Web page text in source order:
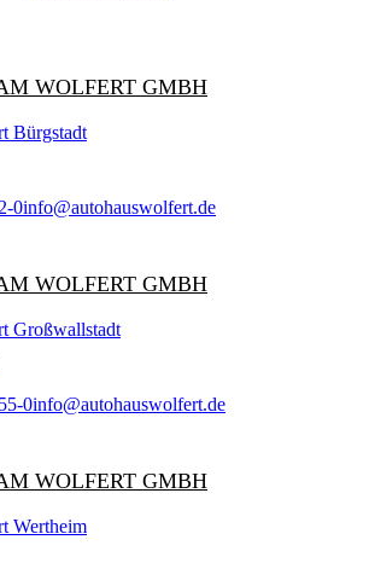
WOLFERT GMBH
0info@autohauswolfert.de
WOLFERT GMBH
0info@autohauswolfert.de
WOLFERT GMBH